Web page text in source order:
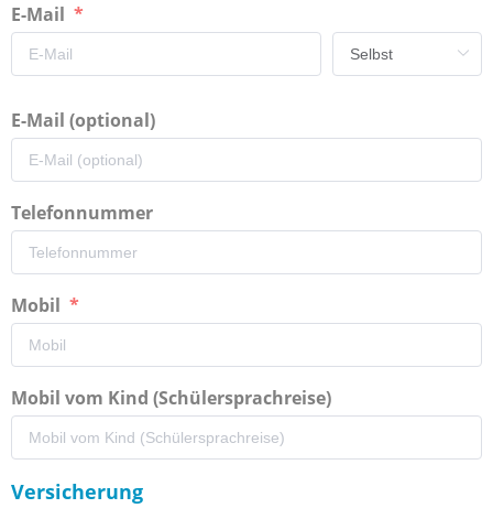
E-Mail
E-Mail (optional)
Telefonnummer
Mobil
Mobil vom Kind (Schülersprachreise)
Versicherung